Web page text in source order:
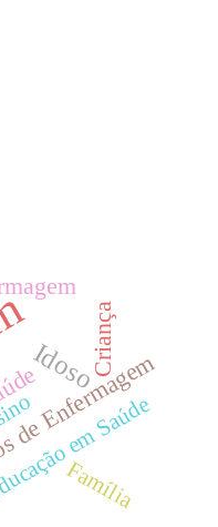
Idoso
Enfermagem
Criança
em Saúde
Família